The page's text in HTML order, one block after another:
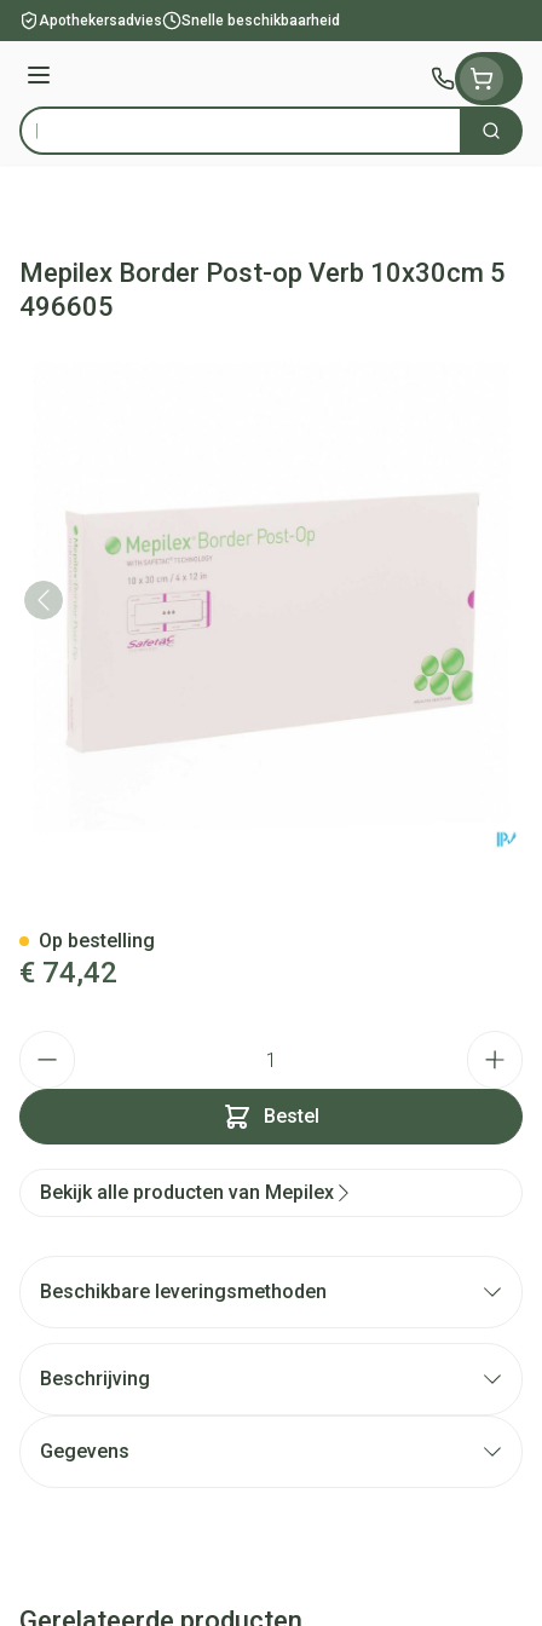
Ga naar de inhoud
Apothekersadvies Snelle beschikbaarheid
Menu
Product, merk, categorie... Zoek
Mepilex Border Post-op Verb 10x30cm 5
496605
€ 74,42
Bestel
Op bestelling
Bekijk alle producten van Mepilex
Beschikbare leveringsmethoden
Beschrijving
Gegevens